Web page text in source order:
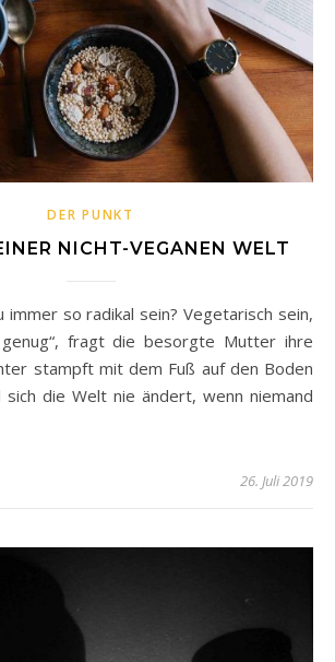
DER PUNKT
NICHT-VEGANEN WELT
fragt die besorgte Mutter ihre
stampft mit dem Fuß auf den Boden
sich die Welt nie ändert, wenn niemand
26. Juli 2019